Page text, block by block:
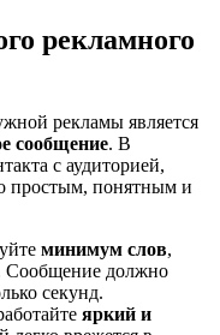
рекламного
рекламы является
сообщение. В
с аудиторией,
простым, понятным и
минимум слов,
Сообщение должно
секунд.
яркий и